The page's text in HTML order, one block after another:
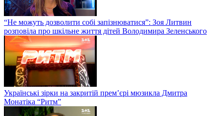
“Не можуть дозволити собі запізнюватися”: Зоя Литвин
розповіла про шкільне життя дітей Володимира Зеленського
Українські зірки на закритій прем’єрі мюзикла Дмитра
Монатіка “Ритм”